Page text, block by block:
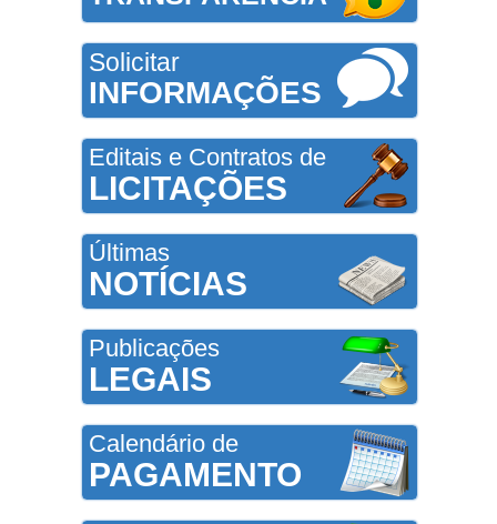
Solicitar
INFORMAÇÕES
Editais e Contratos de
LICITAÇÕES
Últimas
NOTÍCIAS
Publicações
LEGAIS
Calendário de
PAGAMENTO